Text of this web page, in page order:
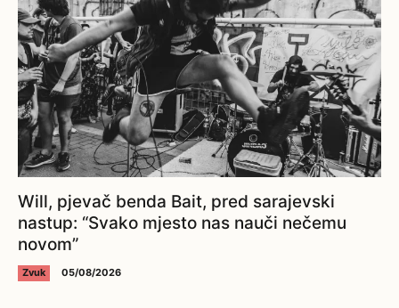
Will, pjevač benda Bait, pred sarajevski
nastup: “Svako mjesto nas nauči nečemu
novom”
Zvuk 05/08/2026